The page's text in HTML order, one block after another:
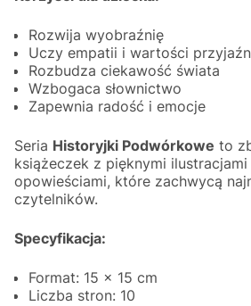
Rozwija wyobraźnię
Uczy empatii i wartości
Rozbudza ciekawość świata
Wzbogaca słownictwo
Zapewnia radość i emocje
Seria Historyjki Podwórkowe to
książeczek z pięknymi
opowieściami, które zachwycą
czytelników.
Specyfikacja:
Format: 15 x 15 cm
Liczba stron: 10